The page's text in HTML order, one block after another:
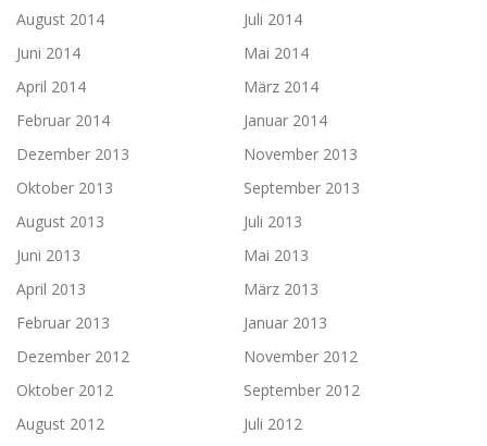
August 2014
Juli 2014
Juni 2014
Mai 2014
April 2014
März 2014
Februar 2014
Januar 2014
Dezember 2013
November 2013
Oktober 2013
September 2013
August 2013
Juli 2013
Juni 2013
Mai 2013
April 2013
März 2013
Februar 2013
Januar 2013
Dezember 2012
November 2012
Oktober 2012
September 2012
August 2012
Juli 2012